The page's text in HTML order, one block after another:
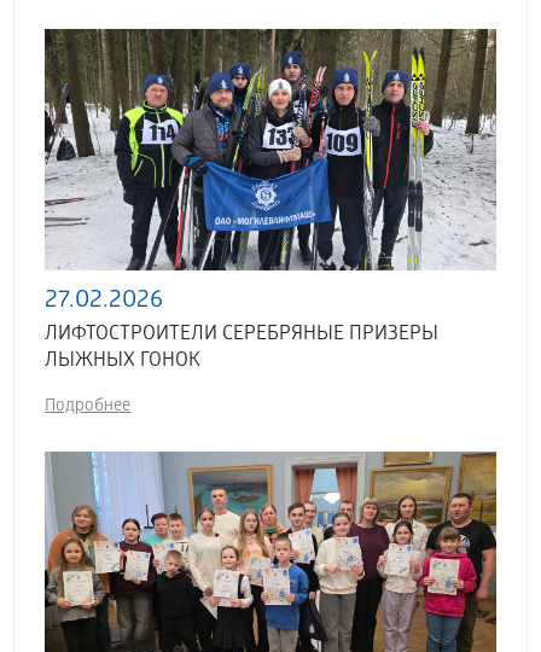
27.02.2026
ЛИФТОСТРОИТЕЛИ СЕРЕБРЯНЫЕ ПРИЗЕРЫ
ЛЫЖНЫХ ГОНОК
Подробнее